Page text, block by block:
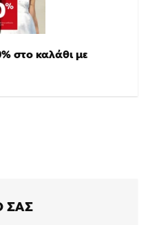
στο καλάθι με
ΣΑΣ